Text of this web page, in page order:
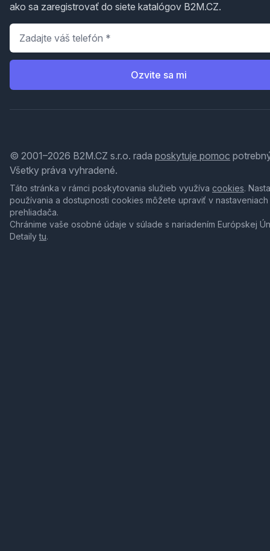
ako sa zaregistrovať do siete katalógov B2M.CZ.
Telefón
Ozvite sa mi
© 2001–2026 B2M.CZ s.r.o. rada poskytuje pomoc
Všetky práva vyhradené.
Táto stránka v rámci poskytovania služieb využíva cookies.
používania a dostupnosti cookies môžete upraviť v nastaveniach
prehliadača.
Chránime vaše osobné údaje v súlade s nariadením Európskej
Detailytu.